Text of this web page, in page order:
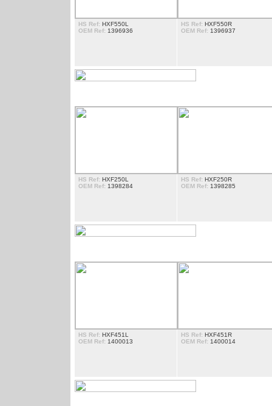
HS Ref: HXF550L
OEM Ref: 1396936
HS Ref: HXF550R
OEM Ref: 1396937
HS Ref: HXF250L
OEM Ref: 1398284
HS Ref: HXF250R
OEM Ref: 1398285
HS Ref: HXF451L
OEM Ref: 1400013
HS Ref: HXF451R
OEM Ref: 1400014